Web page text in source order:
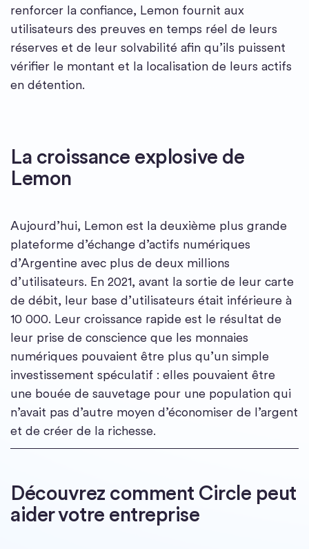
renforcer la confiance, Lemon fournit aux
utilisateurs des preuves en temps réel de leurs
réserves et de leur solvabilité afin qu’ils puissent
vérifier le montant et la localisation de leurs actifs
en détention.
La croissance explosive de
Lemon
Aujourd’hui, Lemon est la deuxième plus grande
plateforme d’échange d’actifs numériques
d’Argentine avec plus de deux millions
d’utilisateurs. En 2021, avant la sortie de leur carte
de débit, leur base d’utilisateurs était inférieure à
10 000. Leur croissance rapide est le résultat de
leur prise de conscience que les monnaies
numériques pouvaient être plus qu’un simple
investissement spéculatif : elles pouvaient être
une bouée de sauvetage pour une population qui
n’avait pas d’autre moyen d’économiser de l’argent
et de créer de la richesse.
Découvrez comment Circle peut
aider votre entreprise